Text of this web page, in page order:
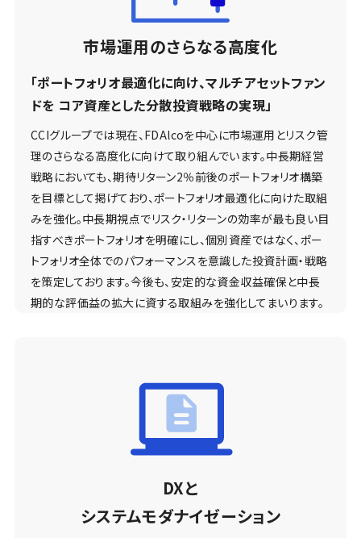
市場運用のさらなる高度化
「ポートフォリオ最適化に向け、マルチアセットファン
ドを コア資産とした分散投資戦略の実現」
CCIグループでは現在、FDAlcoを中心に市場運用とリスク管
理のさらなる高度化に向けて取り組んでいます。中長期経営
戦略においても、期待リターン2％前後のポートフォリオ構築
を目標として掲げており、ポートフォリオ最適化に向けた取組
みを強化。中長期視点でリスク・リターンの効率が最も良い目
指すべきポートフォリオを明確にし、個別資産ではなく、ポー
トフォリオ全体でのパフォーマンスを意識した投資計画・戦略
を策定しております。今後も、安定的な資金収益確保と中長
期的な評価益の拡大に資する取組みを強化してまいります。
DXと
システムモダナイゼーション